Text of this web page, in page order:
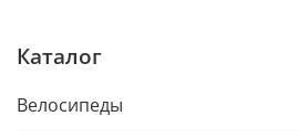
Каталог
Велосипеды